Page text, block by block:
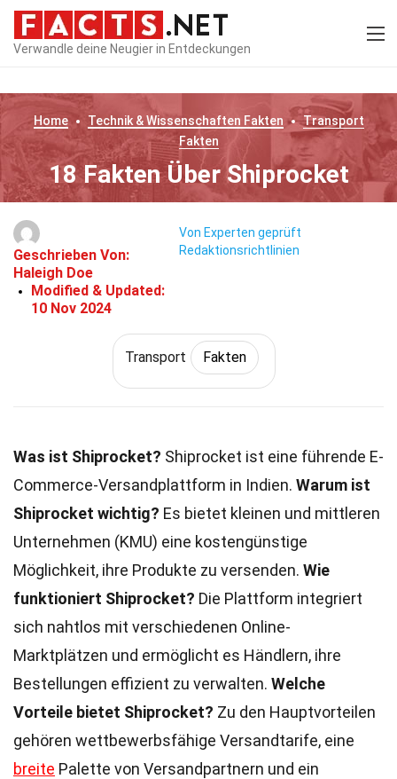
Verwandle deine Neugier in Entdeckungen
Home Technik & Wissenschaften Fakten
Transport
Fakten
18 Fakten Über Shiprocket
Geschrieben Von:
Haleigh Doe
Modified & Updated:
10 Nov 2024
Von Experten geprüft
Redaktionsrichtlinien
Transport Fakten
Was ist Shiprocket? Shiprocket ist eine führende E-
Commerce-Versandplattform in Indien. Warum ist
Shiprocket wichtig? Es bietet kleinen und mittleren
Unternehmen (KMU) eine kostengünstige
Möglichkeit, ihre Produkte zu versenden. Wie
funktioniert Shiprocket? Die Plattform integriert
sich nahtlos mit verschiedenen Online-
Marktplätzen und ermöglicht es Händlern, ihre
Bestellungen effizient zu verwalten. Welche
Vorteile bietet Shiprocket? Zu den Hauptvorteilen
gehören wettbewerbsfähige Versandtarife, eine
breite Palette von Versandpartnern und ein